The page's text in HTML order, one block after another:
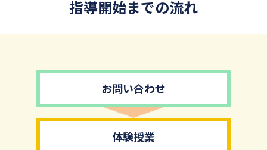
指導開始までの流れ
お問い合わせ
体験授業